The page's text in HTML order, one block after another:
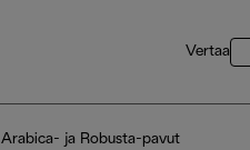
Vertaa
Arabica- ja Robusta-pavut